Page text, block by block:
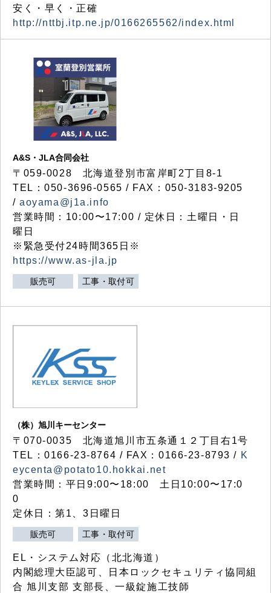
安く・早く・正確
http://nttbj.itp.ne.jp/0166265562/index.html
A&S・JLA合同会社
〒 059-0028 北海道登別市富岸町2丁目 8-1
TEL：050-3696-0565 / FAX：050-3183-9205
/aoyama@j1a.info
営業時間：10:00〜17:00 / 定休日：土曜日・日
曜日
※緊急受付24時間365日※
https://www.as-jla.jp
販売可 工事・取付可
（株）旭川キーセンター
〒070-0035 北海道旭川市五条通１２丁目右1号
TEL：0166-23-8764 / FAX：0166-23-8793 / K
eycenta@potato10.hokkai.net
営業時間：平日9:00〜18:00 土日10:00〜17:0
0
定休日：第1、3日曜日
販売可 工事・取付可
EL・システム対応（北北海道）
内閣総理大臣認可、日本ロックセキュリティ協同組
合 旭川支部 支部長、一級錠施工技師